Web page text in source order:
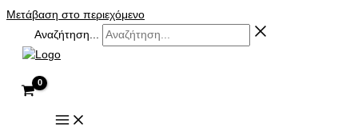
Μετάβαση στο περιεχόμενο
Αναζήτηση...